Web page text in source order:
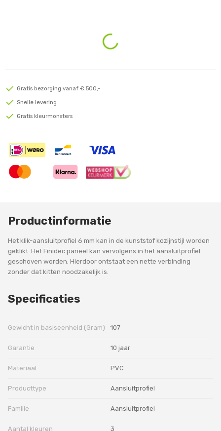
Loading...
Gratis bezorging vanaf € 500,-
Snelle levering
Gratis kleurmonsters
Productinformatie
Het klik-aansluitprofiel 6 mm kan in de kunststof kozijnstijl worden
geklikt. Het Finidec paneel kan vervolgens in het aansluitprofiel
geschoven worden. Hierdoor ontstaat een nette verbinding
zonder dat kitten noodzakelijk is.
Specificaties
Gewicht in basiseenheid (Gram) 107
Garantie 10 jaar
Materiaal PVC
Producttype Aansluitprofiel
Familie Aansluitprofiel
Aantal kleuren 3